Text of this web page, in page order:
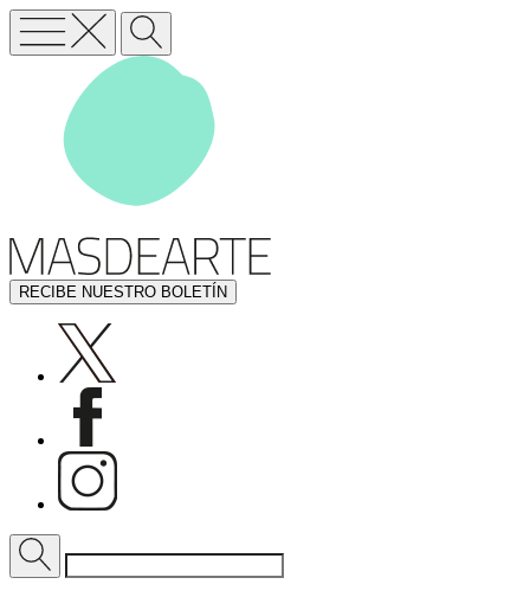
RECIBE NUESTRO BOLETÍN